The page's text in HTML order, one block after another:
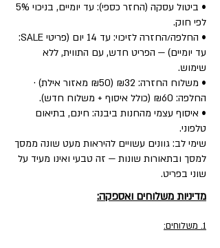
• ביטול עסקה (החזר כספי): עד יומיים, בניכוי 5%
לפי חוק.
• החלפה/החזרה לזיכוי: עד 14 יום (פריטי SALE:
עד יומיים) — הפריט חדש, עם התווית, ללא
שימוש.
• משלוח החזרה: ₪32 (₪50 מאזור אילת) ·
החלפה: ₪60 (כולל איסוף + משלוח חדש).
• איסוף עצמי מהחנות ביבנה: חינם, בתיאום
טלפוני.
שימי לב: גוונים עשויים להיראות מעט שונה ממסך
למסך ובתאורות שונות — זה טבעי ואינו מעיד על
שוני בפריט.
מדיניות משלוחים ואספקה:
1. משלוחים: